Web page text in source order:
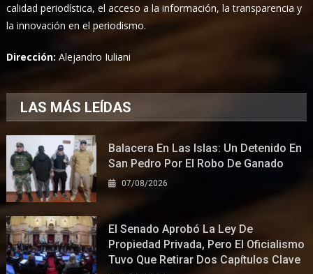
calidad periodística, el acceso a la información, la transparencia y
la innovación en el periodismo.
Dirección:Alejandro Iuliani
LAS MÁS LEÍDAS
Balacera En Las Islas: Un Detenido En
San Pedro Por El Robo De Ganado
07/08/2026
El Senado Aprobó La Ley De
Propiedad Privada, Pero El Oficialismo
Tuvo Que Retirar Dos Capítulos Clave